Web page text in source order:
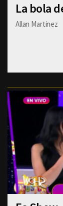
La bola
Allan Martinez